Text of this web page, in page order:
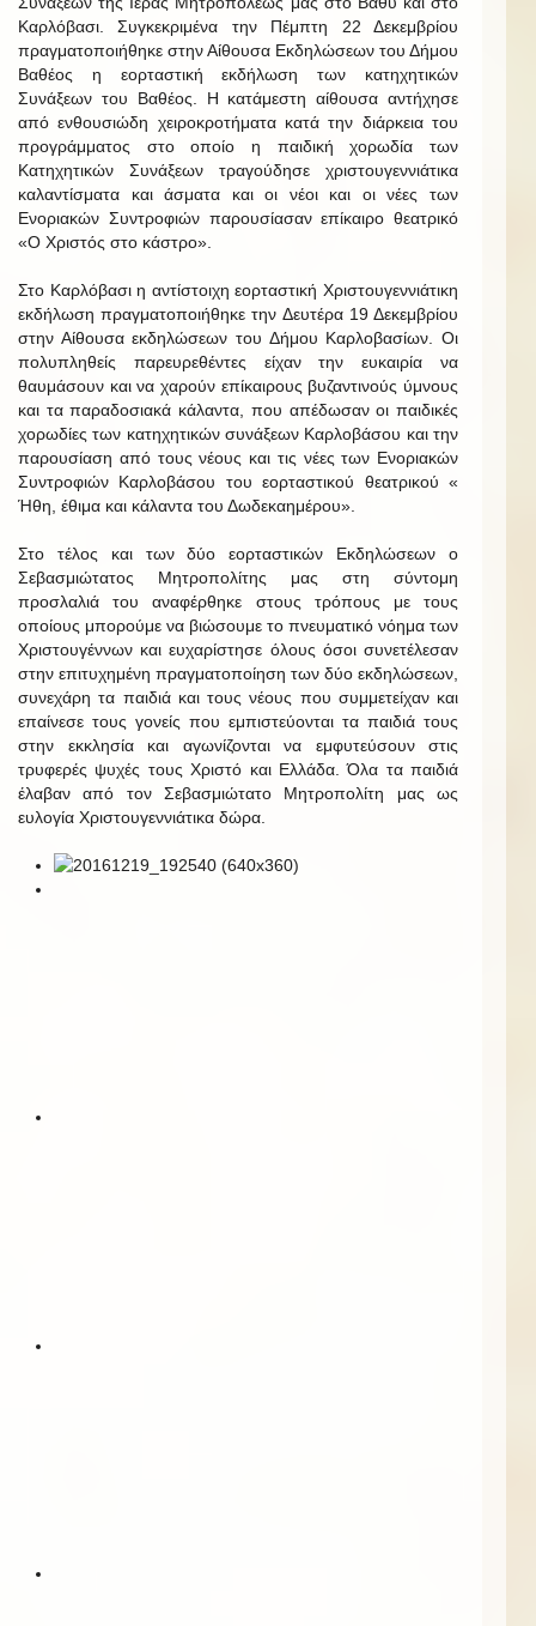
Καρλόβασι. Συγκεκριμένα την Πέμπτη 22 Δεκεμβρίου
πραγματοποιήθηκε στην Αίθουσα Εκδηλώσεων του Δήμου
Βαθέος η εορταστική εκδήλωση των κατηχητικών
Συνάξεων του Βαθέος. Η κατάμεστη αίθουσα αντήχησε
από ενθουσιώδη χειροκροτήματα κατά την διάρκεια του
προγράμματος στο οποίο η παιδική χορωδία των
Κατηχητικών Συνάξεων τραγούδησε χριστουγεννιάτικα
καλαντίσματα και άσματα και οι νέοι και οι νέες των
Ενοριακών Συντροφιών παρουσίασαν επίκαιρο θεατρικό
«Ο Χριστός στο κάστρο».
Στο Καρλόβασι η αντίστοιχη εορταστική Χριστουγεννιάτικη
εκδήλωση πραγματοποιήθηκε την Δευτέρα 19 Δεκεμβρίου
στην Αίθουσα εκδηλώσεων του Δήμου Καρλοβασίων. Οι
πολυπληθείς παρευρεθέντες είχαν την ευκαιρία να
θαυμάσουν και να χαρούν επίκαιρους βυζαντινούς ύμνους
και τα παραδοσιακά κάλαντα, που απέδωσαν οι παιδικές
χορωδίες των κατηχητικών συνάξεων Καρλοβάσου και την
παρουσίαση από τους νέους και τις νέες των Ενοριακών
Συντροφιών Καρλοβάσου του εορταστικού θεατρικού «
Ήθη, έθιμα και κάλαντα του Δωδεκαημέρου».
Στο τέλος και των δύο εορταστικών Εκδηλώσεων ο
Σεβασμιώτατος Μητροπολίτης μας στη σύντομη
προσλαλιά του αναφέρθηκε στους τρόπους με τους
οποίους μπορούμε να βιώσουμε το πνευματικό νόημα των
Χριστουγέννων και ευχαρίστησε όλους όσοι συνετέλεσαν
στην επιτυχημένη πραγματοποίηση των δύο εκδηλώσεων,
συνεχάρη τα παιδιά και τους νέους που συμμετείχαν και
επαίνεσε τους γονείς που εμπιστεύονται τα παιδιά τους
στην εκκλησία και αγωνίζονται να εμφυτεύσουν στις
τρυφερές ψυχές τους Χριστό και Ελλάδα. Όλα τα παιδιά
έλαβαν από τον Σεβασμιώτατο Μητροπολίτη μας ως
ευλογία Χριστουγεννιάτικα δώρα.